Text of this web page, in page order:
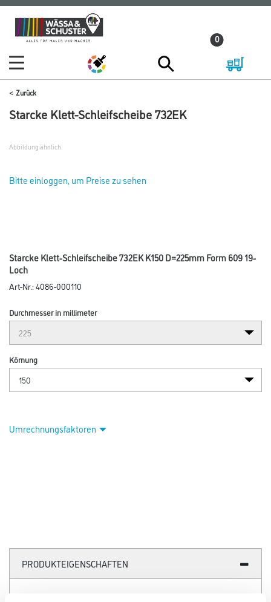
Zum
Inhalt
Zum
Navigationsmenü
0
Zurück
Starcke Klett-Schleifscheibe 732EK
Abbildung ähnlich
Bitte einloggen, um Preise zu sehen
Starcke Klett-Schleifscheibe 732EK K150 D=225mm Form 609 19-
Loch
Art-Nr.:4086-000110
Durchmesser in millimeter
Körnung
Umrechnungsfaktoren
PRODUKTEIGENSCHAFTEN